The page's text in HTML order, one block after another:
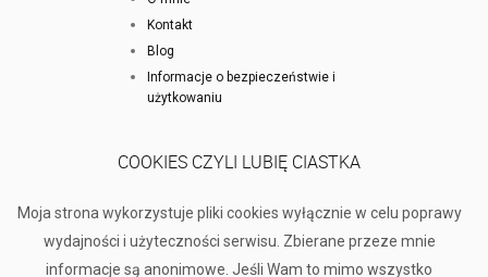
Kontakt
Blog
Informacje o bezpieczeństwie i
użytkowaniu
COOKIES CZYLI LUBIĘ CIASTKA
Moja strona wykorzystuje pliki cookies wyłącznie w celu poprawy
wydajności i użyteczności serwisu. Zbierane przeze mnie
informacje są anonimowe. Jeśli Wam to mimo wszystko